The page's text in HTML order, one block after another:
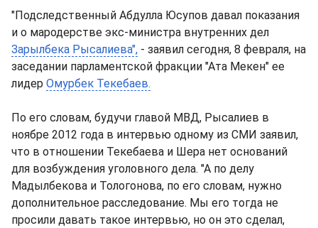
"Подследственный Абдулла Юсупов давал показания
и о мародерстве экс-министра внутренних дел
Зарылбека Рысалиева", - заявил сегодня, 8 февраля, на
заседании парламентской фракции "Ата Мекен" ее
лидер Омурбек Текебаев.
По его словам, будучи главой МВД, Рысалиев в
ноябре 2012 года в интервью одному из СМИ заявил,
что в отношении Текебаева и Шера нет оснований
для возбуждения уголовного дела. "А по делу
Мадылбекова и Тологонова, по его словам, нужно
дополнительное расследование. Мы его тогда не
просили давать такое интервью, но он это сделал,